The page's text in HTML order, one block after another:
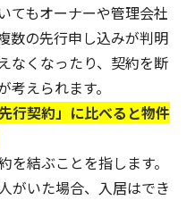
てもオーナーや管理会社
数の先行申し込みが判明
なくなったり、契約を断
えられます。
行契約」に比べると物件
を結ぶことを指します。
がいた場合、入居はでき